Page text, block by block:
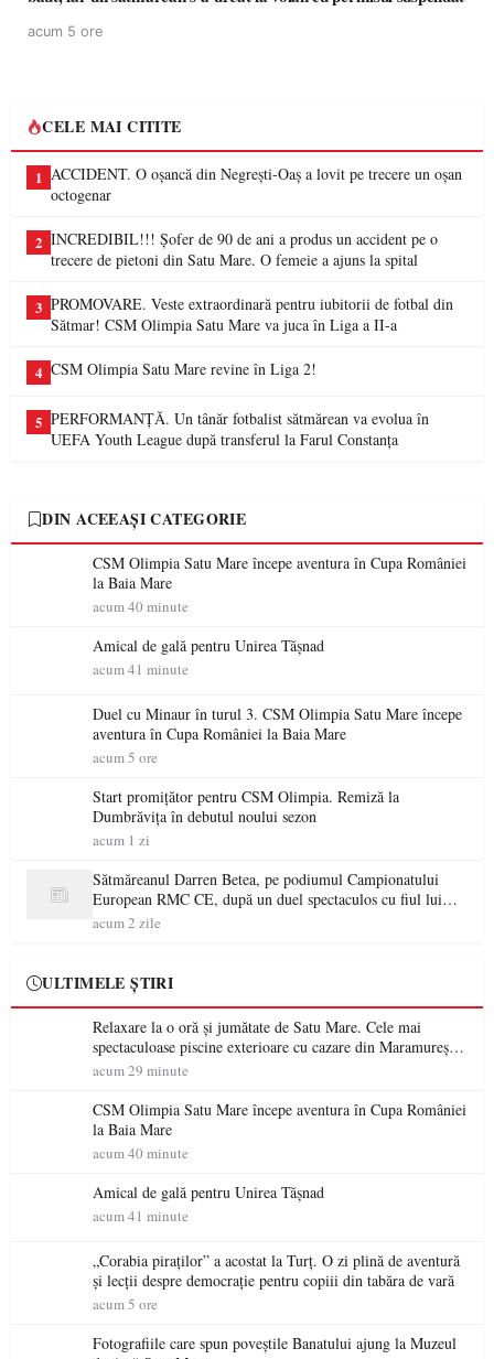
acum 5 ore
CELE MAI CITITE
1 ACCIDENT. O oșancă din Negrești-Oaș a lovit pe trecere un oșan
octogenar
2 INCREDIBIL!!! Șofer de 90 de ani a produs un accident pe o
trecere de pietoni din Satu Mare. O femeie a ajuns la spital
3 PROMOVARE. Veste extraordinară pentru iubitorii de fotbal din
Sătmar! CSM Olimpia Satu Mare va juca în Liga a II-a
4 CSM Olimpia Satu Mare revine în Liga 2!
5 PERFORMANȚĂ. Un tânăr fotbalist sătmărean va evolua în
UEFA Youth League după transferul la Farul Constanța
DIN ACEEAȘI CATEGORIE
CSM Olimpia Satu Mare începe aventura în Cupa României
la Baia Mare
acum 40 minute
Amical de gală pentru Unirea Tășnad
acum 41 minute
Duel cu Minaur în turul 3. CSM Olimpia Satu Mare începe
aventura în Cupa României la Baia Mare
acum 5 ore
Start promițător pentru CSM Olimpia. Remiză la
Dumbrăvița în debutul noului sezon
acum 1 zi
Sătmăreanul Darren Betea, pe podiumul Campionatului
European RMC CE, după un duel spectaculos cu fiul lui
Kimi Räikkönen
acum 2 zile
ULTIMELE ȘTIRI
Relaxare la o oră și jumătate de Satu Mare. Cele mai
spectaculoase piscine exterioare cu cazare din Maramureș,
ideale pentru o escapadă de vară
acum 29 minute
CSM Olimpia Satu Mare începe aventura în Cupa României
la Baia Mare
acum 40 minute
Amical de gală pentru Unirea Tășnad
acum 41 minute
„Corabia piraților” a acostat la Turț. O zi plină de aventură
și lecții despre democrație pentru copiii din tabăra de vară
acum 5 ore
Fotografiile care spun poveștile Banatului ajung la Muzeul